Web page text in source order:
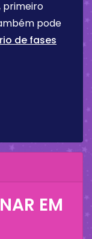
primeiro
pode
de fases
EM